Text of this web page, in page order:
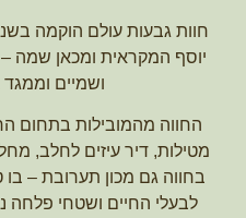
יוסף המקראית ומכאן שמה
ושמיים
החווה מהמובילות בתחום
מטילות, דיר עיזים לחלב,
בחווה גם מכון תערובת – בו
לבעלי החיים ושטחי פלחה